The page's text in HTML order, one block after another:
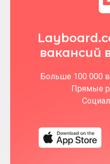
вакансий
Больше 100 000
Прямые